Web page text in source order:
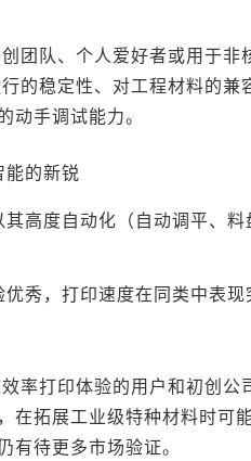
团队、个人爱好者或用于
的稳定性、对工程材料的
动手调试能力。
的新锐
高度自动化（自动调平、
秀，打印速度在同类中表现
率打印体验的用户和初创
在拓展工业级特种材料时可
有待更多市场验证。